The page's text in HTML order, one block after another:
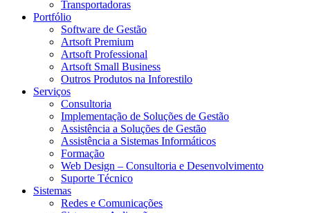
Transportadoras
Portfólio
Software de Gestão
Artsoft Premium
Artsoft Professional
Artsoft Small Business
Outros Produtos na Inforestilo
Serviços
Consultoria
Implementação de Soluções de Gestão
Assistência a Soluções de Gestão
Assistência a Sistemas Informáticos
Formação
Web Design – Consultoria e Desenvolvimento
Suporte Técnico
Sistemas
Redes e Comunicações